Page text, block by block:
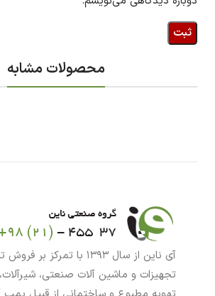
محصولات مشابه
آی ناین از سال ۱۳۹۳ با تمرکز
تجهیزات و ماشین آلات صنعتی،